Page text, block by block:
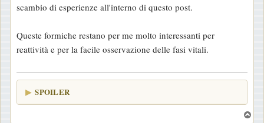
scambio di esperienze all'interno di questo post.
Queste formiche restano per me molto interessanti per
reattività e per la facile osservazione delle fasi vitali.
SPOILER